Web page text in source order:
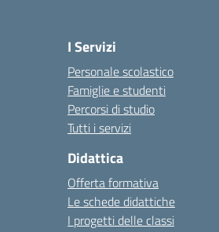
I Servizi
Personale scolastico
Famiglie e studenti
Percorsi di studio
Tutti i servizi
Didattica
Offerta formativa
Le schede didattiche
I progetti delle classi